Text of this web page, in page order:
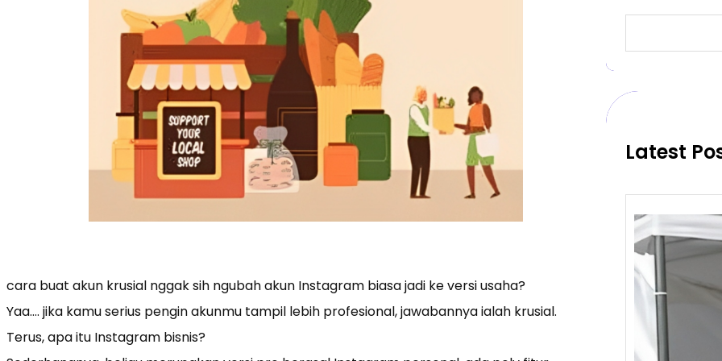
cara buat akun krusial nggak sih ngubah akun Instagram biasa jadi ke versi usaha?
Yaa…. jika kamu serius pengin akunmu tampil lebih profesional, jawabannya ialah krusial.
Terus, apa itu Instagram bisnis?
a
c
Latest